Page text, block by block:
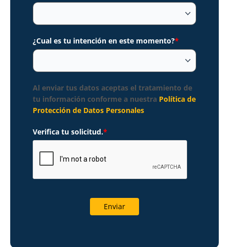
¿Cual es tu intención en este momento?*
Al enviar tus datos aceptas el tratamiento de
tu información conforme a nuestra Política de
Protección de Datos Personales
Verifica tu solicitud.*
Enviar